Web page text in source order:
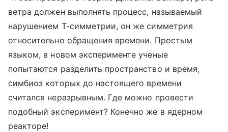
ветра должен выполнять процесс, называемый
нарушением Т-симметрии, он же симметрия
относительно обращения времени. Простым
языком, в новом эксперименте ученые
попытаются разделить пространство и время,
симбиоз которых до настоящего времени
считался неразрывным. Где можно провести
подобный эксперимент? Конечно же в ядерном
реакторе!